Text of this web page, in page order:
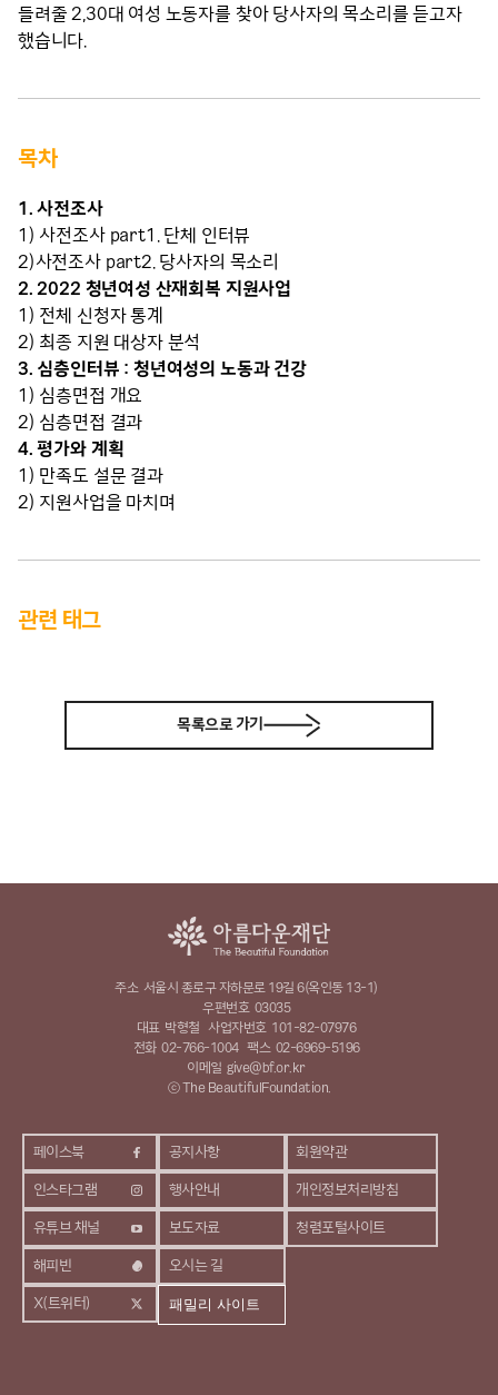
들려줄 2,30대 여성 노동자를 찾아 당사자의 목소리를 듣고자
했습니다.
목차
1. 사전조사
1) 사전조사 part1. 단체 인터뷰
2)사전조사 part2. 당사자의 목소리
2. 2022 청년여성 산재회복 지원사업
1) 전체 신청자 통계
2) 최종 지원 대상자 분석
3. 심층인터뷰 : 청년여성의 노동과 건강
1) 심층면접 개요
2) 심층면접 결과
4. 평가와 계획
1) 만족도 설문 결과
2) 지원사업을 마치며
관련 태그
목록으로 가기
페이스북
인스타그램
유튜브 채널
해피빈
X(트위터)
공지사항
행사안내
보도자료
오시는 길
회원약관
개인정보처리방침
청렴포털사이트
주소 서울시 종로구 자하문로 19길 6(옥인동 13-1)
우편번호 03035
대표 박형철 사업자번호 101-82-07976
전화 02-766-1004 팩스 02-6969-5196
이메일 give@bf.or.kr
ⓒ The BeautifulFoundation.